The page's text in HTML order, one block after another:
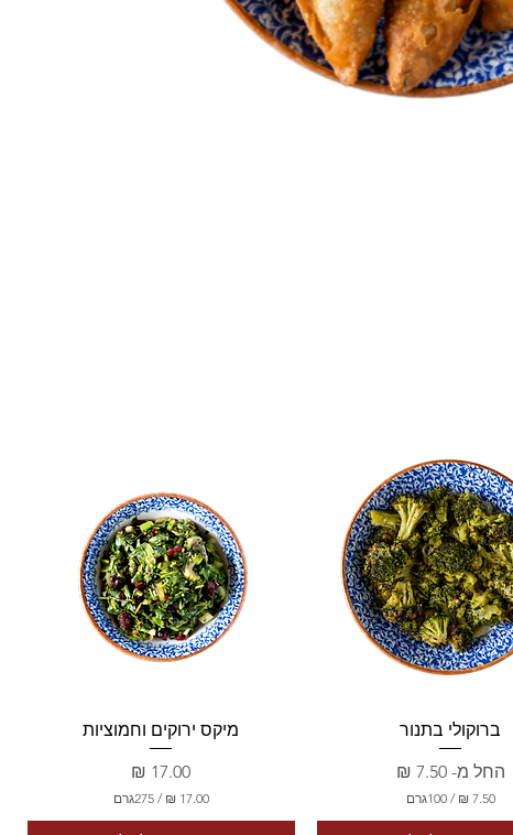
תצוגה מהירה
ברוקולי בתנור
החל מ-
‏7.50 ‏₪
מחיר מבצע
‏7.50 ‏₪
/100גרם
תצוגה מהירה
מיקס ירוקים וחמוציות
מחיר
‏17.00 ‏₪
/275גרם